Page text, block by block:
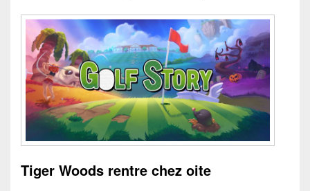
Tiger Woods rentre chez oite